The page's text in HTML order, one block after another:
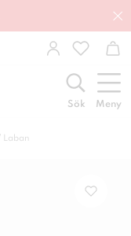
Sök Meny
Laban